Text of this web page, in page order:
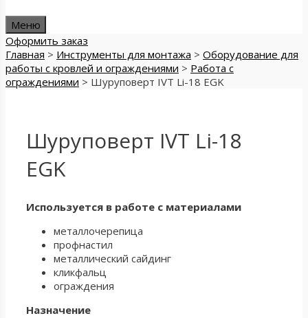
Меню
Оформить заказ
Главная > Инструменты для монтажа > Оборудование для
работы с кровлей и ограждениями > Работа с
ограждениями > Шуруповерт IVT Li-18 EGK
Шуруповерт IVT Li-18
EGK
Используется в работе с материалами
металлочерепица
профнастил
металлический сайдинг
кликфальц
ограждения
Назначение